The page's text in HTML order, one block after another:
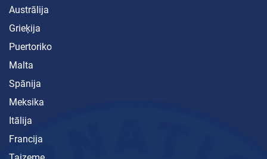
Austrālija
Grieķija
Puertoriko
Malta
Spānija
Meksika
Itālija
Francija